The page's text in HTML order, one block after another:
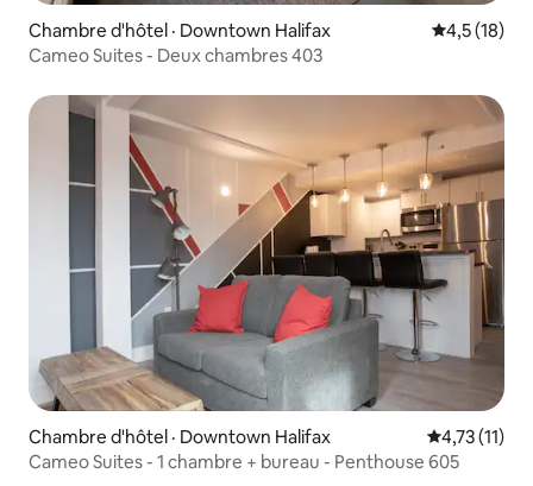
Chambre d'hôtel · Downtown Halifax Note
4,5 (18)
Cameo Suites - Deux chambres 403
Chambre d'hôtel · Downtown Halifax Note
4,73 (11)
Cameo Suites - 1 chambre + bureau - Penthouse 605